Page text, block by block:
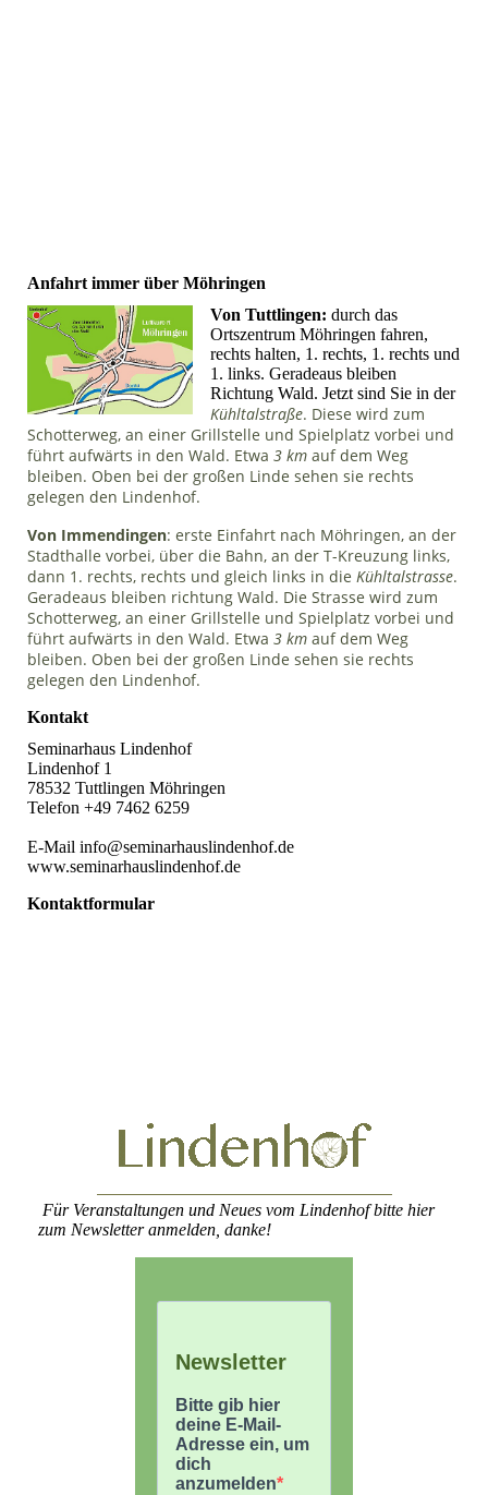
Anfahrt immer über Möhringen
Von Tuttlingen: durch das
Ortszentrum Möhringen fahren,
rechts halten, 1. rechts, 1. rechts und
1. links. Geradeaus bleiben
Richtung Wald. Jetzt sind Sie in der
Kühltalstraße. Diese wird zum
Schotterweg, an einer Grillstelle und Spielplatz vorbei und
führt aufwärts in den Wald. Etwa 3 km auf dem Weg
bleiben. Oben bei der großen Linde sehen sie rechts
gelegen den Lindenhof.
Von Immendingen: erste Einfahrt nach Möhringen, an der
Stadthalle vorbei, über die Bahn, an der T-Kreuzung links,
dann 1. rechts, rechts und gleich links in die Kühltalstrasse.
Geradeaus bleiben richtung Wald. Die Strasse wird zum
Schotterweg, an einer Grillstelle und Spielplatz vorbei und
führt aufwärts in den Wald. Etwa 3 km auf dem Weg
bleiben. Oben bei der großen Linde sehen sie rechts
gelegen den Lindenhof.
Kontakt
Seminarhaus Lindenhof
Lindenhof 1
78532 Tuttlingen Möhringen
Telefon +49 7462 6259
E-Mail info@seminarhauslindenhof.de
www.seminarhauslindenhof.de
Kontaktformular
Für Veranstaltungen und Neues vom Lindenhof bitte hier
zum Newsletter anmelden, danke!